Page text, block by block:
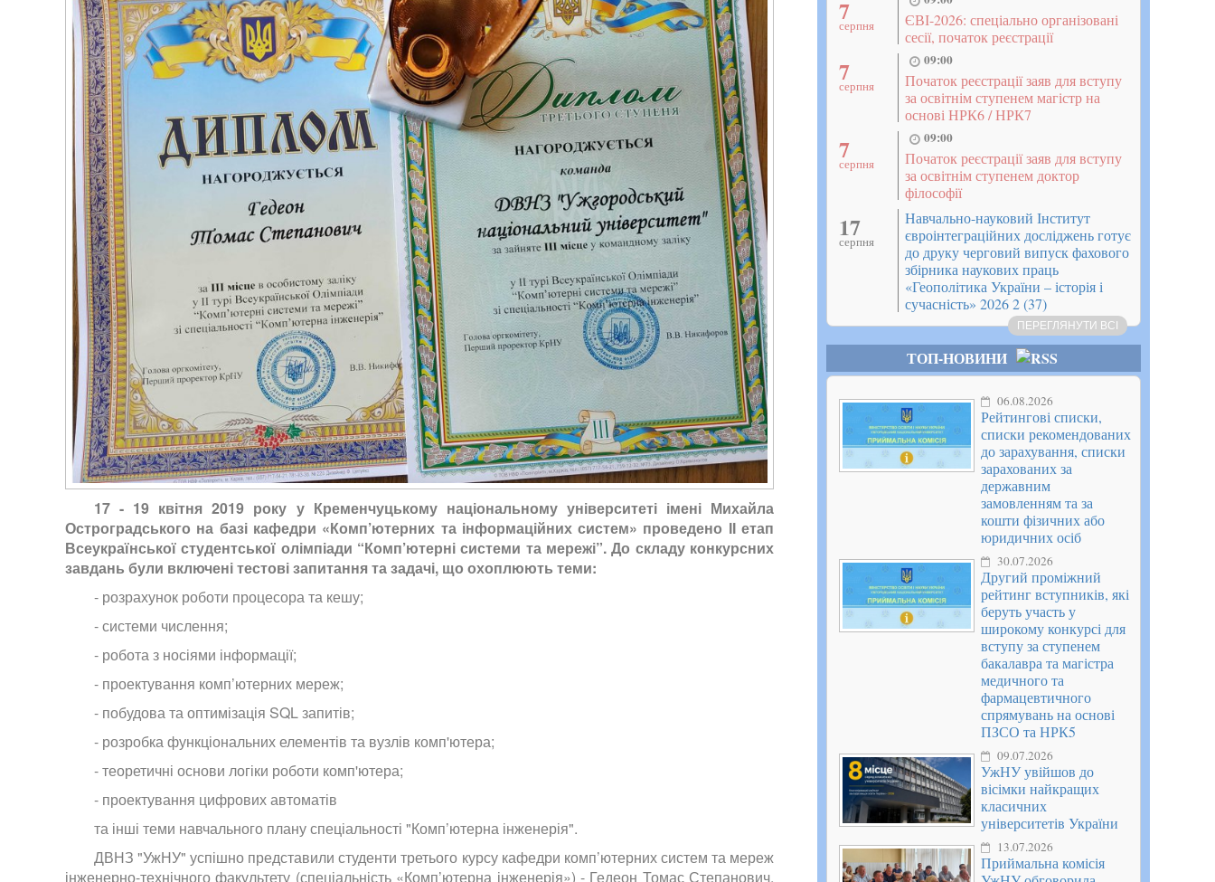
17 - 19 квітня 2019 року у Кременчуцькому національному університеті імені Михайла
Остроградського на базі кафедри «Комп’ютерних та інформаційних систем» проведено ІІ етап
Всеукраїнської студентської олімпіади “Комп’ютерні системи та мережі”. До складу конкурсних
завдань були включені тестові запитання та задачі, що охоплюють теми:
- розрахунок роботи процесора та кешу;
- системи числення;
- робота з носіями інформації;
- проектування комп’ютерних мереж;
- побудова та оптимізація SQL запитів;
- розробка функціональних елементів та вузлів комп'ютера;
- теоретичні основи логіки роботи комп'ютера;
- проектування цифрових автоматів
та інші теми навчального плану спеціальності "Комп’ютерна інженерія".
ДВНЗ "УжНУ" успішно представили студенти третього курсу кафедри комп’ютерних систем та мереж
інженерно-технічного факультету (спеціальність «Комп’ютерна інженерія») - Гедеон Томас Степанович,
7
серпня
ЄВІ-2026: спеціально організовані
сесії, початок реєстрації
7
серпня
09:00
Початок реєстрації заяв для вступу
за освітнім ступенем магістр на
основі НРК6 / НРК7
7
серпня
09:00
Початок реєстрації заяв для вступу
за освітнім ступенем доктор
філософії
17
серпня
Навчально-науковий Інститут
євроінтеграційних досліджень готує
до друку черговий випуск фахового
збірника наукових праць
«Геополітика України – історія і
сучасність» 2026 2 (37)
ПЕРЕГЛЯНУТИ ВСІ
ТОП-НОВИНИ
06.08.2026
Рейтингові списки,
списки рекомендованих
до зарахування, списки
зарахованих за
державним
замовленням та за
кошти фізичних або
юридичних осіб
30.07.2026
Другий проміжний
рейтинг вступників, які
беруть участь у
широкому конкурсі для
вступу за ступенем
бакалавра та магістра
медичного та
фармацевтичного
спрямувань на основі
ПЗСО та НРК5
09.07.2026
УжНУ увійшов до
вісімки найкращих
класичних
університетів України
13.07.2026
Приймальна комісія